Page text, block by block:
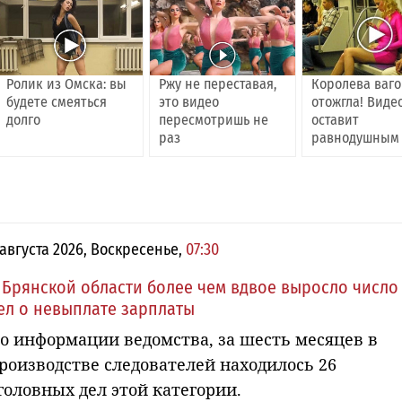
Ролик из Омска: вы
будете смеяться
долго
Ржу не переставая,
это видео
пересмотришь не
раз
Королева
отожгла!
оставит
равнодушным
2026, Воскресенье, 07:30
области более чем вдвое выросло число
о невыплате зарплаты
информации ведомства, за шесть месяцев в
следователей находилось 26
дел этой категории.